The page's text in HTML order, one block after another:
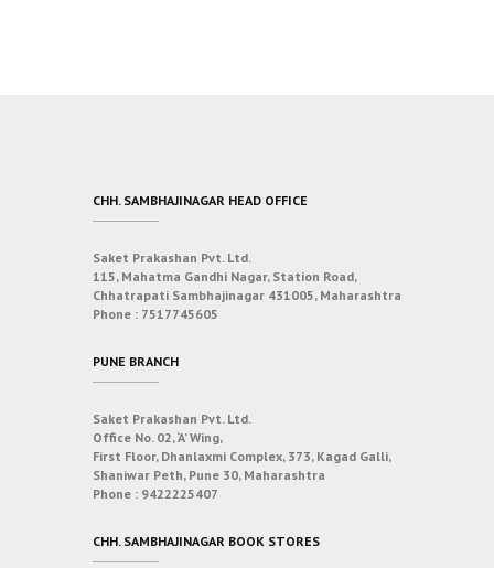
CHH. SAMBHAJINAGAR HEAD OFFICE
Saket Prakashan Pvt. Ltd.
115, Mahatma Gandhi Nagar, Station Road,
Chhatrapati Sambhajinagar 431005, Maharashtra
Phone : 7517745605
PUNE BRANCH
Saket Prakashan Pvt. Ltd.
Office No. 02, ‘A’ Wing,
First Floor, Dhanlaxmi Complex, 373, Kagad Galli,
Shaniwar Peth, Pune 30, Maharashtra
Phone : 9422225407
CHH. SAMBHAJINAGAR BOOK STORES